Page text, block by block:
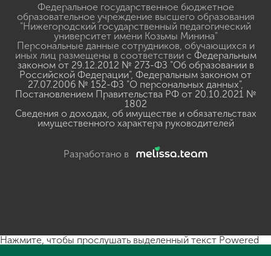
Федеральное государственное бюджетное
образовательное учреждение высшего образования
"Нижегородский государственный педагогический
университет имени Козьмы Минина"
Персональные данные сотрудников, обучающихся и
иных лиц размещены в соответствии с Федеральным
законом от 29.12.2012 № 273-ФЗ "Об образовании в
Российской Федерации", Федеральным законом от
27.07.2006 № 152-ФЗ "О персональных данных",
Постановлением Правительства РФ от 20.10.2021 №
1802
Сведения о доходах, об имуществе и обязательствах
имущественного характера руководителей
Разработано в
Нажмите, чтобы прослушать выделенный текст Powered